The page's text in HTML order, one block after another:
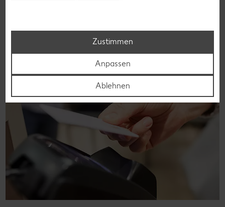
Zustimmen
Anpassen
Ablehnen